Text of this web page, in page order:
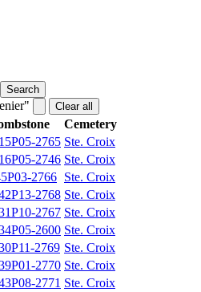
Search
Clear all
Cemetery
2765 Ste. Croix
2746 Ste. Croix
2766 Ste. Croix
2768 Ste. Croix
2767 Ste. Croix
2600 Ste. Croix
2769 Ste. Croix
2770 Ste. Croix
2771 Ste. Croix